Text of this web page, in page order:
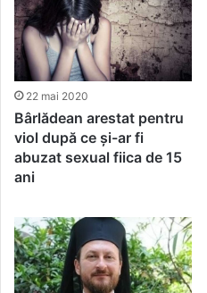
22 mai 2020
Bârlădean arestat pentru
viol după ce și-ar fi
abuzat sexual fiica de 15
ani